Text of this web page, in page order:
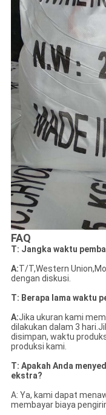
FAQ
T: Jangka waktu
A:T/T,Western
dengan diskusi.
T: Berapa lama waktu
A:Jika ukuran kami
dilakukan dalam 3
disimpan, waktu
produksi kami.
T: Apakah Anda
ekstra?
A: Ya, kami dapat
membayar biaya